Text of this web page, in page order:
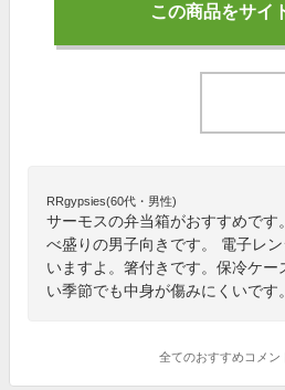
この商品をサイ
RRgypsies(60代・男性)
サーモスの弁当箱がおすすめです
べ盛りの男子向きです。 電子レ
いますよ。箸付きです。保冷ケ
い季節でも中身が傷みにくいです。
全てのおすすめコメン